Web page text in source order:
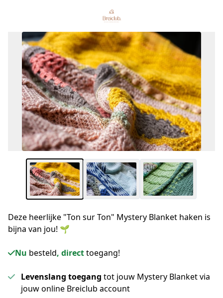
Deze heerlijke "Ton sur Ton" Mystery Blanket haken is
bijna van jou! 🌱
Nu besteld, directtoegang!
Levenslang toegang tot jouw Mystery Blanket via
jouw online Breiclub account